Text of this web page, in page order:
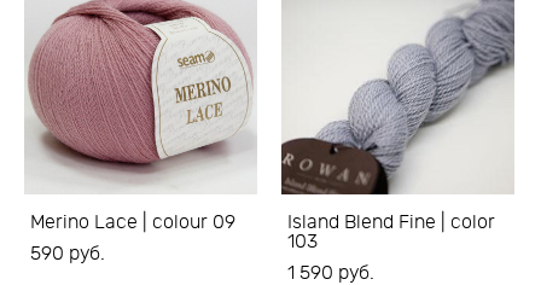
Merino Lace | colour 09
590 pуб.
Island Blend Fine | color
103
1 590 pуб.